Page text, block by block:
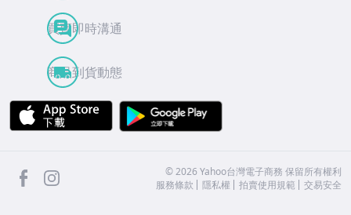
買賣即時溝通
商品到貨動態
APP Store
facebook ©2026 Yahoo台灣電子商務 保留所有權利
服務條款
隱私權 拍賣使用規範 交易安全